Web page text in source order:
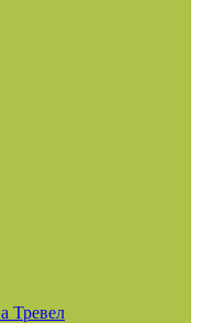
Тревел